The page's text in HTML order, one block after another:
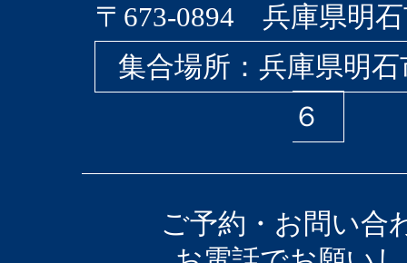
〒673-0894 兵庫県明石
集合場所：兵庫県明
６
ご予約・お問い合